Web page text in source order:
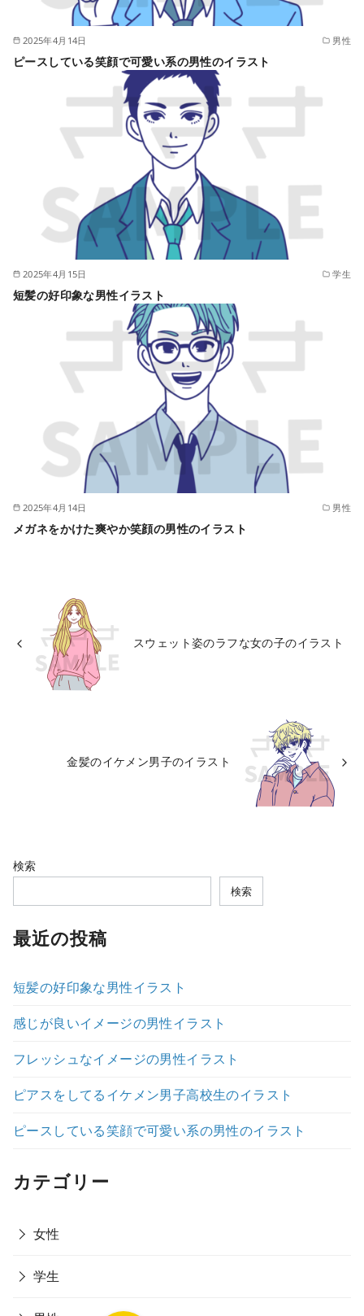
2025年4月14日 男性
ピースしている笑顔で可愛い系の男性のイラスト
2025年4月15日 学生
短髪の好印象な男性イラスト
2025年4月14日 男性
メガネをかけた爽やか笑顔の男性のイラスト
スウェット姿のラフな女の子のイラスト
金髪のイケメン男子のイラスト
検索
検索
最近の投稿
短髪の好印象な男性イラスト
感じが良いイメージの男性イラスト
フレッシュなイメージの男性イラスト
ピアスをしてるイケメン男子高校生のイラスト
ピースしている笑顔で可愛い系の男性のイラスト
カテゴリー
女性
学生